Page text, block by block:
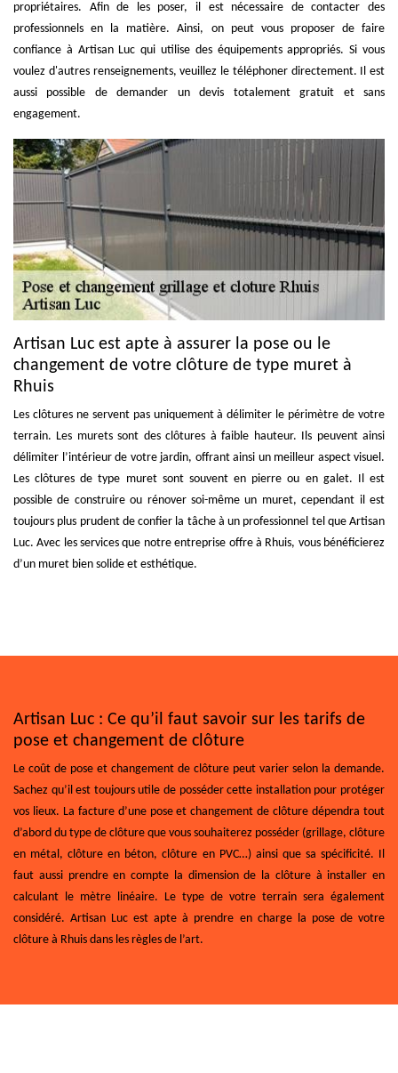
propriétaires. Afin de les poser, il est nécessaire de contacter des
professionnels en la matière. Ainsi, on peut vous proposer de faire
confiance à Artisan Luc qui utilise des équipements appropriés. Si vous
voulez d'autres renseignements, veuillez le téléphoner directement. Il est
aussi possible de demander un devis totalement gratuit et sans
engagement.
Artisan Luc est apte à assurer la pose ou le
changement de votre clôture de type muret à
Rhuis
Les clôtures ne servent pas uniquement à délimiter le périmètre de votre
terrain. Les murets sont des clôtures à faible hauteur. Ils peuvent ainsi
délimiter l’intérieur de votre jardin, offrant ainsi un meilleur aspect visuel.
Les clôtures de type muret sont souvent en pierre ou en galet. Il est
possible de construire ou rénover soi-même un muret, cependant il est
toujours plus prudent de confier la tâche à un professionnel tel que Artisan
Luc. Avec les services que notre entreprise offre à Rhuis, vous bénéficierez
d’un muret bien solide et esthétique.
Artisan Luc : Ce qu’il faut savoir sur les tarifs de
pose et changement de clôture
Le coût de pose et changement de clôture peut varier selon la demande.
Sachez qu’il est toujours utile de posséder cette installation pour protéger
vos lieux. La facture d’une pose et changement de clôture dépendra tout
d’abord du type de clôture que vous souhaiterez posséder (grillage, clôture
en métal, clôture en béton, clôture en PVC…) ainsi que sa spécificité. Il
faut aussi prendre en compte la dimension de la clôture à installer en
calculant le mètre linéaire. Le type de votre terrain sera également
considéré. Artisan Luc est apte à prendre en charge la pose de votre
clôture à Rhuis dans les règles de l’art.